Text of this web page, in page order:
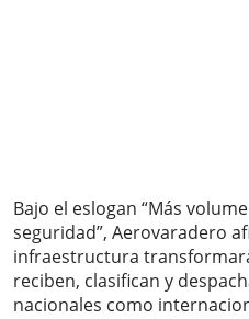
Bajo el eslogan “Más
seguridad”, Aerovaradero
infraestructura
reciben, clasifican y
nacionales como